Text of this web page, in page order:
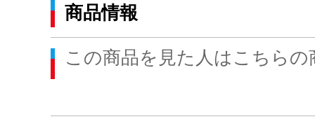
商品情報
この商品を見た人はこちら